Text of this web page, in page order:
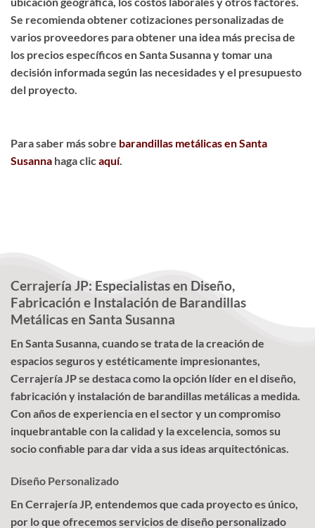
Se recomienda obtener cotizaciones personalizadas de
varios proveedores para obtener una idea más precisa de
los precios específicos en Santa Susanna y tomar una
decisión informada según las necesidades y el presupuesto
del proyecto.
Para saber más sobre barandillas metálicas en Santa
Susanna haga clicaquí.
Cerrajería JP: Especialistas en Diseño,
Fabricación e Instalación de Barandillas
Metálicas en Santa Susanna
En Santa Susanna, cuando se trata de la creación de
espacios seguros y estéticamente impresionantes,
Cerrajería JP se destaca como la opción líder en el diseño,
fabricación y instalación de barandillas metálicas a medida.
Con años de experiencia en el sector y un compromiso
inquebrantable con la calidad y la excelencia, somos su
socio confiable para dar vida a sus ideas arquitectónicas.
Diseño Personalizado
En Cerrajería JP, entendemos que cada proyecto es único,
por lo que ofrecemos servicios de diseño personalizado